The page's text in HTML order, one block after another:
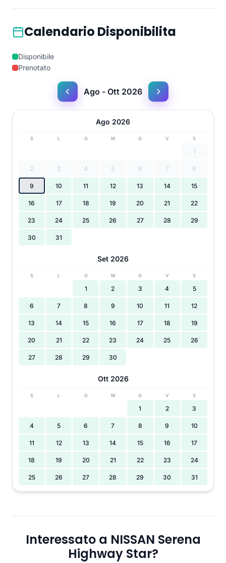
Calendario Disponibilita
Disponibile
Prenotato
Ago - Ott 2026
Ago 2026
S L G M G V S
1
2 3 4 5 6 7 8
9 10 11 12 13 14 15
16 17 18 19 20 21 22
23 24 25 26 27 28 29
30 31
Set 2026
S L G M G V S
1 2 3 4 5
6 7 8 9 10 11 12
13 14 15 16 17 18 19
20 21 22 23 24 25 26
27 28 29 30
Ott 2026
S L G M G V S
1 2 3
4 5 6 7 8 9 10
11 12 13 14 15 16 17
18 19 20 21 22 23 24
25 26 27 28 29 30 31
Interessato a NISSAN Serena
Highway Star?